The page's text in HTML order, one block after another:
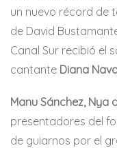
un nuevo récord de
de David
Canal Sur recibió el
cantante Diana
Manu Sánchez, Nya
presentadores del
de guiarnos por el